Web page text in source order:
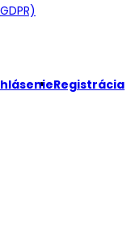
Registrácia